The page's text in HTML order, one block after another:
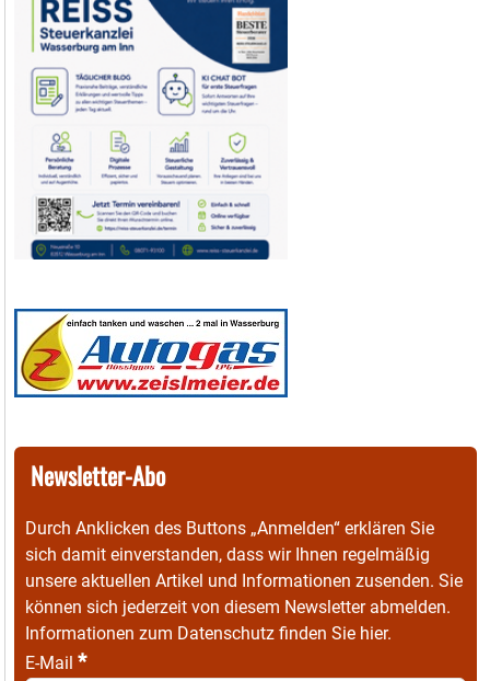
Newsletter-Abo
Durch Anklicken des Buttons „Anmelden“ erklären Sie
sich damit einverstanden, dass wir Ihnen regelmäßig
unsere aktuellen Artikel und Informationen zusenden. Sie
können sich jederzeit von diesem Newsletter abmelden.
Informationen zum Datenschutz finden Sie hier.
E-Mail *